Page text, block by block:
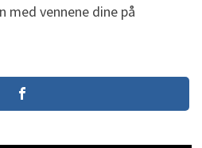
med vennene dine på